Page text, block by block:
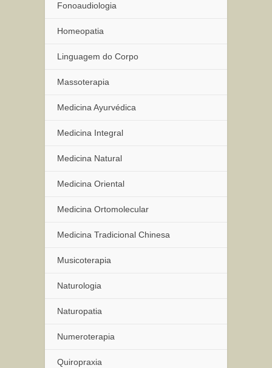
Fonoaudiologia
Homeopatia
Linguagem do Corpo
Massoterapia
Medicina Ayurvédica
Medicina Integral
Medicina Natural
Medicina Oriental
Medicina Ortomolecular
Medicina Tradicional Chinesa
Musicoterapia
Naturologia
Naturopatia
Numeroterapia
Quiropraxia